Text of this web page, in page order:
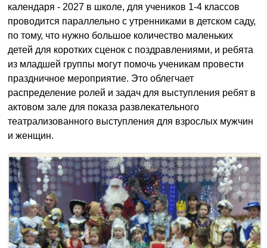
календаря - 2027 в школе, для учеников 1-4 классов
проводится параллельно с утренниками в детском саду,
по тому, что нужно большое количество маленьких
детей для коротких сценок с поздравлениями, и ребята
из младшей группы могут помочь ученикам провести
праздничное мероприятие. Это облегчает
распределение ролей и задач для выступления ребят в
актовом зале для показа развлекательного
театрализованного выступления для взрослых мужчин
и женщин.